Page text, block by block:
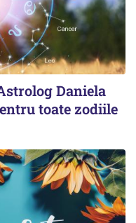
Daniela
toate zodiile